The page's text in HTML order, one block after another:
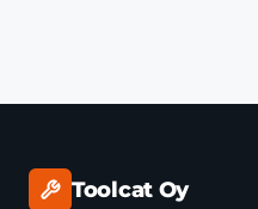
Toolcat Oy